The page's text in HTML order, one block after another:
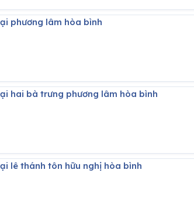
phương lâm hòa bình
hai bà trưng phương lâm hòa bình
lê thánh tôn hữu nghị hòa bình